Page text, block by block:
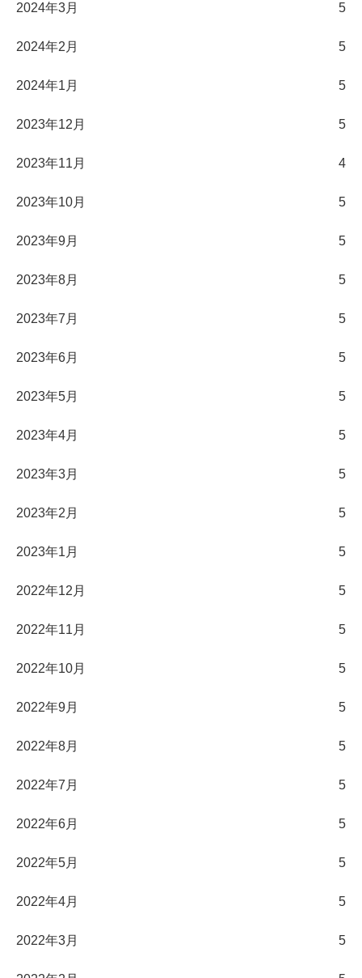
2024年3月 5
2024年2月 5
2024年1月 5
2023年12月 5
2023年11月 4
2023年10月 5
2023年9月 5
2023年8月 5
2023年7月 5
2023年6月 5
2023年5月 5
2023年4月 5
2023年3月 5
2023年2月 5
2023年1月 5
2022年12月 5
2022年11月 5
2022年10月 5
2022年9月 5
2022年8月 5
2022年7月 5
2022年6月 5
2022年5月 5
2022年4月 5
2022年3月 5